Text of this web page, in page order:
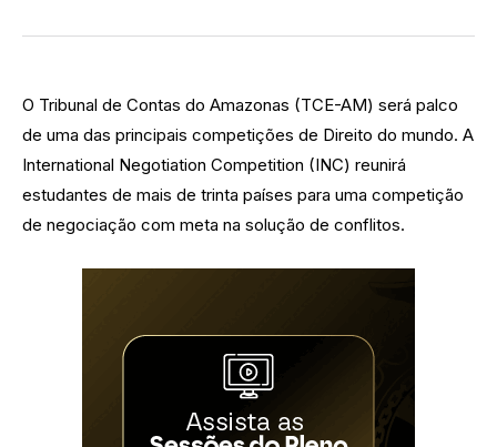
O Tribunal de Contas do Amazonas (TCE-AM) será palco
de uma das principais competições de Direito do mundo. A
International Negotiation Competition (INC) reunirá
estudantes de mais de trinta países para uma competição
de negociação com meta na solução de conflitos.